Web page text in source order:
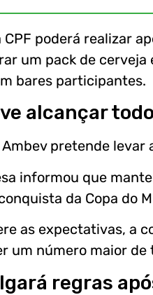
poderá realizar
um pack de
bares participantes.
alcançar
pretende
informou que
da Copa do
as expectativas, a
um número maior de
regras